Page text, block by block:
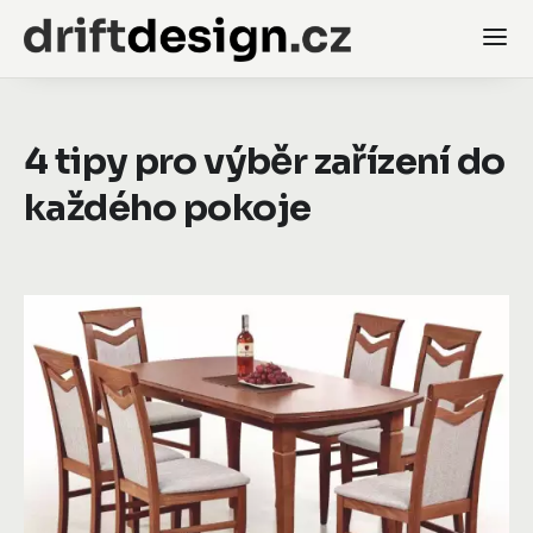
4 tipy pro výběr zařízení do
každého pokoje